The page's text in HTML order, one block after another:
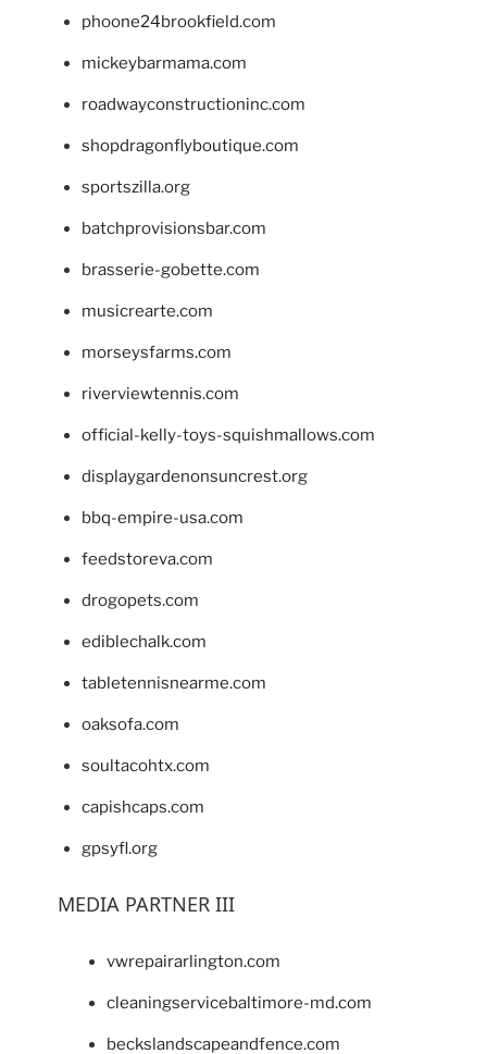
phoone24brookfield.com
mickeybarmama.com
roadwayconstructioninc.com
shopdragonflyboutique.com
sportszilla.org
batchprovisionsbar.com
brasserie-gobette.com
musicrearte.com
morseysfarms.com
riverviewtennis.com
official-kelly-toys-squishmallows.com
displaygardenonsuncrest.org
bbq-empire-usa.com
feedstoreva.com
drogopets.com
ediblechalk.com
tabletennisnearme.com
oaksofa.com
soultacohtx.com
capishcaps.com
gpsyfl.org
MEDIA PARTNER III
vwrepairarlington.com
cleaningservicebaltimore-md.com
beckslandscapeandfence.com